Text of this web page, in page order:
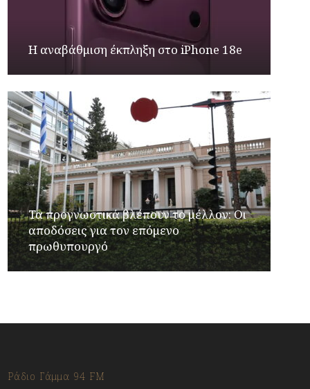
Η αναβάθμιση έκπληξη στο iPhone 18e
Τα προγνωστικά βλέπουν το μέλλον: Οι
αποδόσεις για τον επόμενο
πρωθυπουργό
Ράδιο Γάμμα 94 FM